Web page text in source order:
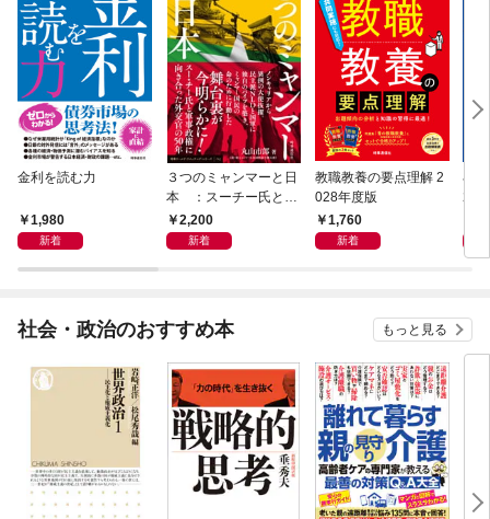
金利を読む力
1,980
新着
３つのミャンマーと日
本 ：スーチー氏と軍
事政権に向き合った外
交官の50年
2,200
新着
教職教養の要点理解 2
028年度版
1,760
新着
小
社会・政治のおすすめ本 もっと見る